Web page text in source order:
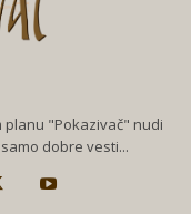
planu "Pokazivač" nudi
dobre vesti...